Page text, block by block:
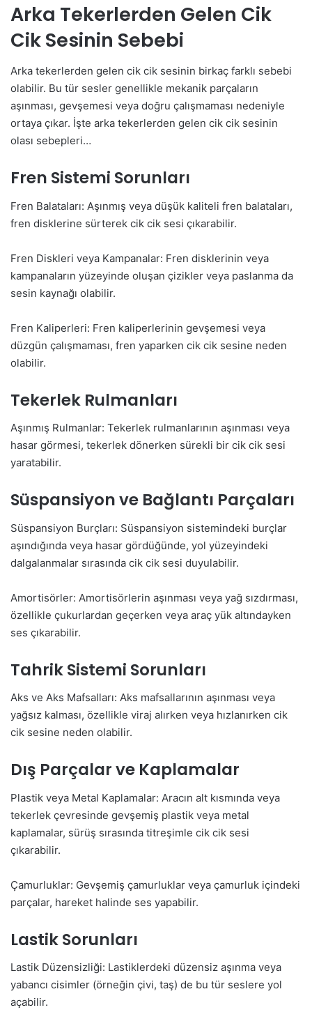
Arka Tekerlerden Gelen Cik
Cik Sesinin Sebebi
Arka tekerlerden gelen cik cik sesinin birkaç farklı sebebi
olabilir. Bu tür sesler genellikle mekanik parçaların
aşınması, gevşemesi veya doğru çalışmaması nedeniyle
ortaya çıkar. İşte arka tekerlerden gelen cik cik sesinin
olası sebepleri…
Fren Sistemi Sorunları
Fren Balataları: Aşınmış veya düşük kaliteli fren balataları,
fren disklerine sürterek cik cik sesi çıkarabilir.
Fren Diskleri veya Kampanalar: Fren disklerinin veya
kampanaların yüzeyinde oluşan çizikler veya paslanma da
sesin kaynağı olabilir.
Fren Kaliperleri: Fren kaliperlerinin gevşemesi veya
düzgün çalışmaması, fren yaparken cik cik sesine neden
olabilir.
Tekerlek Rulmanları
Aşınmış Rulmanlar: Tekerlek rulmanlarının aşınması veya
hasar görmesi, tekerlek dönerken sürekli bir cik cik sesi
yaratabilir.
Süspansiyon ve Bağlantı Parçaları
Süspansiyon Burçları: Süspansiyon sistemindeki burçlar
aşındığında veya hasar gördüğünde, yol yüzeyindeki
dalgalanmalar sırasında cik cik sesi duyulabilir.
Amortisörler: Amortisörlerin aşınması veya yağ sızdırması,
özellikle çukurlardan geçerken veya araç yük altındayken
ses çıkarabilir.
Tahrik Sistemi Sorunları
Aks ve Aks Mafsalları: Aks mafsallarının aşınması veya
yağsız kalması, özellikle viraj alırken veya hızlanırken cik
cik sesine neden olabilir.
Dış Parçalar ve Kaplamalar
Plastik veya Metal Kaplamalar: Aracın alt kısmında veya
tekerlek çevresinde gevşemiş plastik veya metal
kaplamalar, sürüş sırasında titreşimle cik cik sesi
çıkarabilir.
Çamurluklar: Gevşemiş çamurluklar veya çamurluk içindeki
parçalar, hareket halinde ses yapabilir.
Lastik Sorunları
Lastik Düzensizliği: Lastiklerdeki düzensiz aşınma veya
yabancı cisimler (örneğin çivi, taş) de bu tür seslere yol
açabilir.